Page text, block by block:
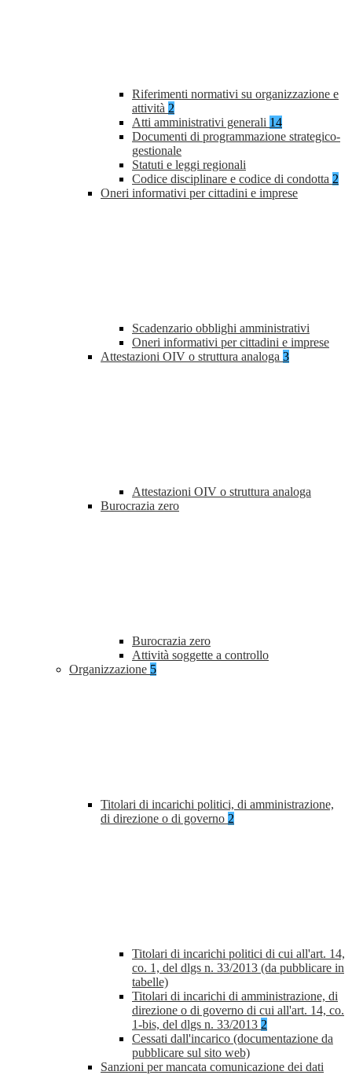
Riferimenti normativi su organizzazione e
attività 2
Atti amministrativi generali 14
Documenti di programmazione strategico-
gestionale
Statuti e leggi regionali
Codice disciplinare e codice di condotta 2
Oneri informativi per cittadini e imprese
Scadenzario obblighi amministrativi
Oneri informativi per cittadini e imprese
Attestazioni OIV o struttura analoga 3
Attestazioni OIV o struttura analoga
Burocrazia zero
Burocrazia zero
Attività soggette a controllo
Organizzazione 5
Titolari di incarichi politici, di amministrazione,
di direzione o di governo 2
Titolari di incarichi politici di cui all'art. 14,
co. 1, del dlgs n. 33/2013 (da pubblicare in
tabelle)
Titolari di incarichi di amministrazione, di
direzione o di governo di cui all'art. 14, co.
1-bis, del dlgs n. 33/2013 2
Cessati dall'incarico (documentazione da
pubblicare sul sito web)
Sanzioni per mancata comunicazione dei dati